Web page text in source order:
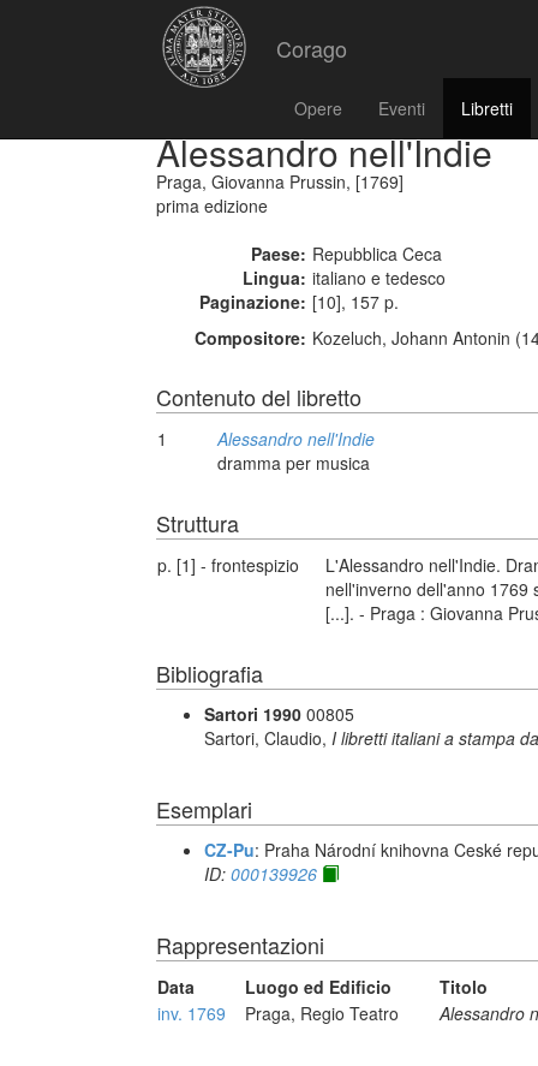
Corago
Opere Eventi Libretti
Alessandro nell'Indie
Praga, Giovanna Prussin, [1769]
prima edizione
Paese: Repubblica Ceca
Lingua: italiano e tedesco
Paginazione: [10], 157 p.
Compositore: Kozeluch, Johann Antonin
Contenuto del libretto
1
Alessandro nell'Indie
dramma per musica
Struttura
p. [1] - frontespizio
L'Alessandro nell'Indie.
nell'inverno dell'anno 1769
[...]. - Praga : Giovanna
Bibliografia
Sartori 1990 00805
Sartori, Claudio, I libretti italiani a stampa
Esemplari
CZ-Pu: Praha Národní knihovna Ceské
ID: 000139926
Rappresentazioni
Data Luogo ed Edificio
Titolo
inv. 1769
Praga, Regio Teatro Alessandro